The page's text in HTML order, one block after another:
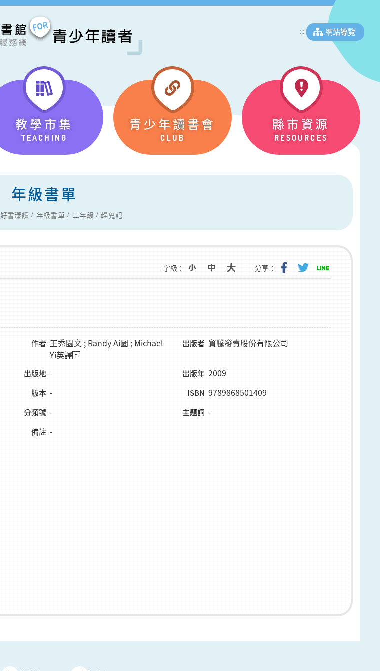
::: 網站導覽
教學市集
TEACHING
青少年讀書會
CLUB
縣市資源
RESOURCES
年級書單
好書漾讀 年級書單 二年級 趕鬼記
字級： 分享：
作者 王秀園文 ; Randy Ai圖 ; Michael
Yi英譯
出版者 貿騰發賣股份有限公司
出版地 - 出版年 2009
版本 - ISBN 9789868501409
分類號 - 主題詞 -
備註 -